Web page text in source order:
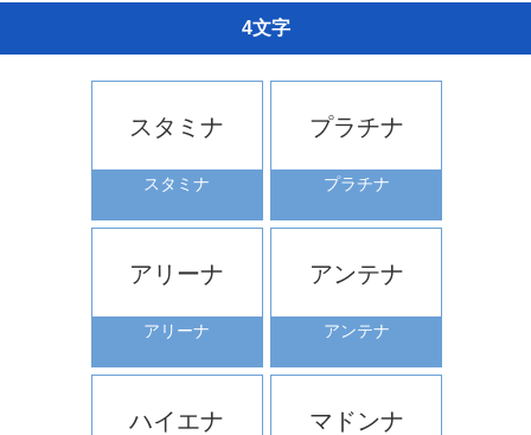
4文字
スタミナ
スタミナ
プラチナ
プラチナ
アリーナ
アリーナ
アンテナ
アンテナ
ハイエナ マドンナ